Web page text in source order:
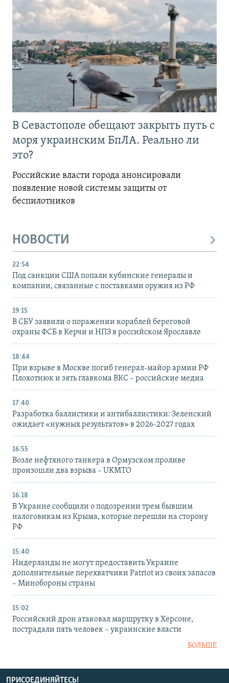
В Севастополе обещают закрыть путь с
моря украинским БпЛА. Реально ли
это?
Российские власти города анонсировали
появление новой системы защиты от
беспилотников
НОВОСТИ
22:54
Под санкции США попали кубинские генералы и
компании, связанные с поставками оружия из РФ
19:15
В СБУ заявили о поражении кораблей береговой
охраны ФСБ в Керчи и НПЗ в российском Ярославле
18:44
При взрыве в Москве погиб генерал-майор армии РФ
Плохотнюк и зять главкома ВКС – российские медиа
17:40
Разработка баллистики и антибаллистики: Зеленский
ожидает «нужных результатов» в 2026-2027 годах
16:55
Возле нефтяного танкера в Ормузском проливе
произошли два взрыва – UKMTO
16:18
В Украине сообщили о подозрении трем бывшим
налоговикам из Крыма, которые перешли на сторону
РФ
15:40
Нидерланды не могут предоставить Украине
дополнительные перехватчики Patriot из своих запасов
– Минобороны страны
15:02
Российский дрон атаковал маршрутку в Херсоне,
пострадали пять человек – украинские власти
БОЛЬШЕ
ПРИСОЕДИНЯЙТЕСЬ!